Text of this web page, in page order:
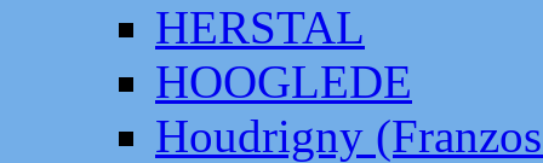
HERSTAL
HOOGLEDE
Houdrigny